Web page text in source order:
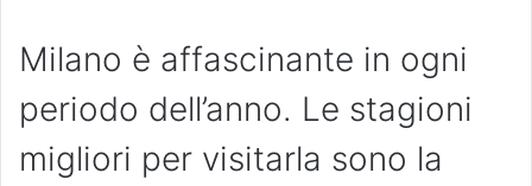
Milano è affascinante in ogni
periodo dell’anno. Le stagioni
migliori per visitarla sono la